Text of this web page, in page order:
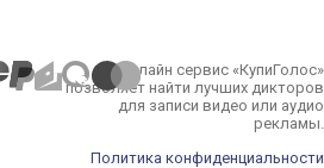
Онлайн сервис «КупиГолос»
позволяет найти лучших дикторов
для записи видео или аудио
рекламы.
Политика конфиденциальности